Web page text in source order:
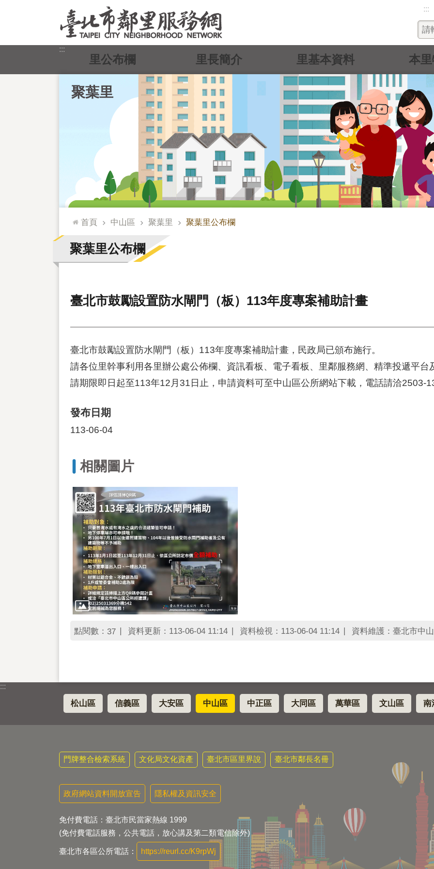
:::
:::
聚葉里
里公布欄 里長簡介 里基本資料 本
::: 首頁 中山區 聚葉里 聚葉里公布欄
聚葉里公布欄
臺北市鼓勵設置防水閘門（板）113年度專案補助計畫
臺北市鼓勵設置防水閘門（板）113年度專案補助計畫，民政局已頒布施行。
請各位里幹事利用各里辦公處公佈欄、資訊看板、電子看板、里鄰服務網、精準投遞平
請期限即日起至113年12月31日止，申請資料可至中山區公所網站下載，電話請洽2503-
發布日期
113-06-04
相關圖片
點閱數： 37 資料更新：113-06-04 11:14 資料檢視：113-06-04 11:14 資料維護：臺北市中
:::
松山區 信義區 大安區 中山區 中正區 大同區 萬華區 文山區 南
門牌整合檢索系統 文化局文化資產 臺北市區里界說 臺北市鄰長名冊
政府網站資料開放宣告 隱私權及資訊安全
免付費電話：臺北市民當家熱線 1999
(免付費電話服務，公共電話，放心講及第二類電信除外)
臺北市各區公所電話： https://reurl.cc/K9rpWj